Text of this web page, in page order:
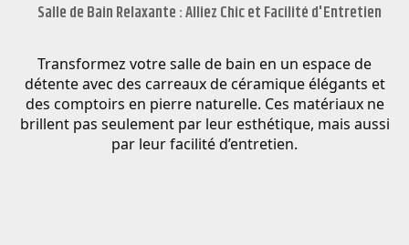
Salle de Bain Relaxante : Alliez Chic et Facilité d'Entretien
Transformez votre salle de bain en un espace de
détente avec des carreaux de céramique élégants et
des comptoirs en pierre naturelle. Ces matériaux ne
brillent pas seulement par leur esthétique, mais aussi
par leur facilité d’entretien.